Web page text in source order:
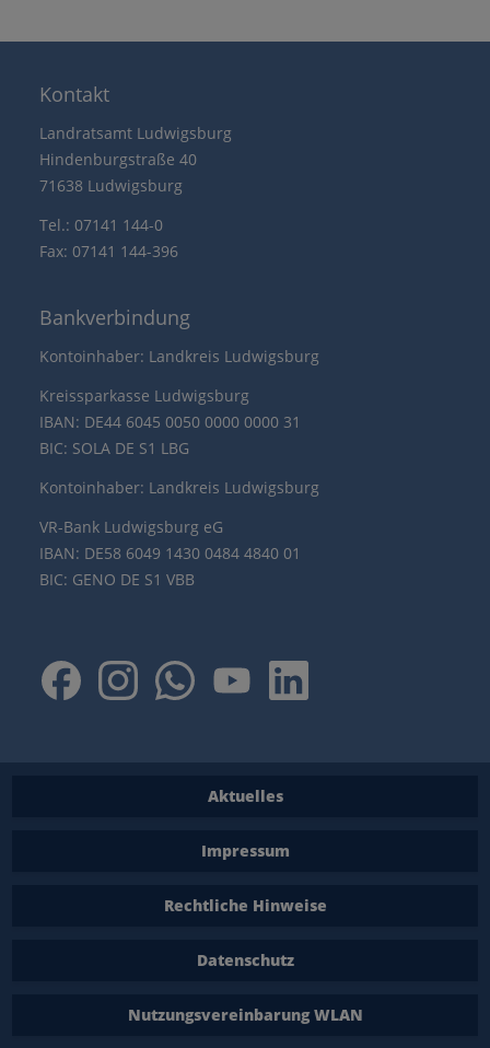
Kontakt
Landratsamt Ludwigsburg
Hindenburgstraße 40
71638 Ludwigsburg
Tel.: 07141 144-0
Fax: 07141 144-396
Bankverbindung
Kontoinhaber: Landkreis Ludwigsburg
Kreissparkasse Ludwigsburg
IBAN: DE44 6045 0050 0000 0000 31
BIC: SOLA DE S1 LBG
Kontoinhaber: Landkreis Ludwigsburg
VR-Bank Ludwigsburg eG
IBAN: DE58 6049 1430 0484 4840 01
BIC: GENO DE S1 VBB
Aktuelles
Impressum
Rechtliche Hinweise
Datenschutz
Nutzungsvereinbarung WLAN